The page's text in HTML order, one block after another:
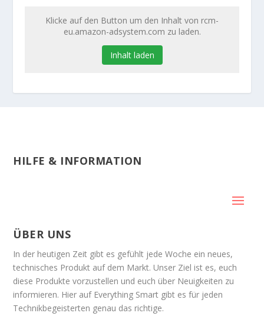
Klicke auf den Button um den Inhalt von rcm-
eu.amazon-adsystem.com zu laden.
Inhalt laden
HILFE & INFORMATION
ÜBER UNS
In der heutigen Zeit gibt es gefühlt jede Woche ein neues,
technisches Produkt auf dem Markt. Unser Ziel ist es, euch
diese Produkte vorzustellen und euch über Neuigkeiten zu
informieren. Hier auf Everything Smart gibt es für jeden
Technikbegeisterten genau das richtige.